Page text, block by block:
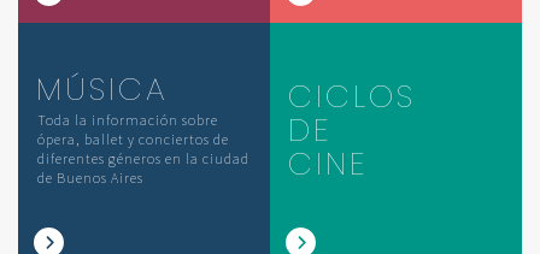
MÚSICA
Toda la información sobre
ópera, ballet y conciertos de
diferentes géneros en la ciudad
de Buenos Aires
CICLOS
DE
CINE